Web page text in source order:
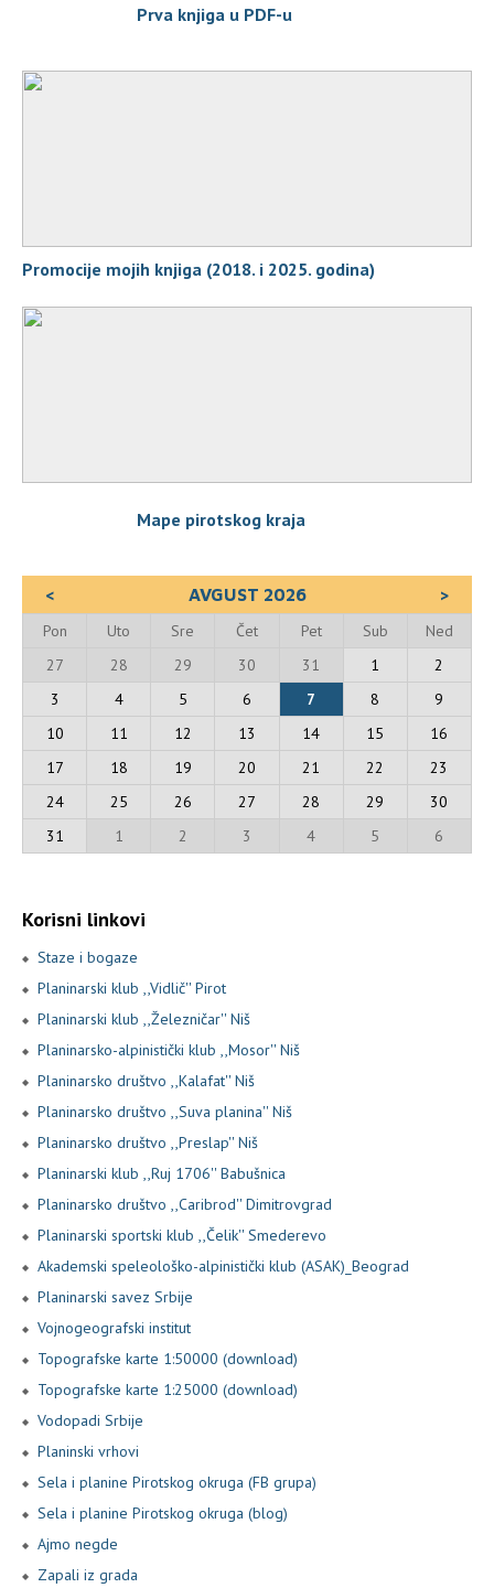
Prva knjiga u PDF-u
Promocije mojih knjiga (2018. i 2025. godina)
Mape pirotskog kraja
< AVGUST 2026
>
Pon
Uto Sre Čet Pet Sub
Ned
27
28 29 30 31 1
2
3
4 5 6 7 8
9
10
11 12 13 14 15
16
17
18 19 20 21 22
23
24
25 26 27 28 29
30
31
1 2 3 4 5 6
Korisni linkovi
Staze i bogaze
Planinarski klub ,,Vidlič'' Pirot
Planinarski klub ,,Železničar'' Niš
Planinarsko-alpinistički klub ,,Mosor'' Niš
Planinarsko društvo ,,Kalafat'' Niš
Planinarsko društvo ,,Suva planina'' Niš
Planinarsko društvo ,,Preslap'' Niš
Planinarski klub ,,Ruj 1706'' Babušnica
Planinarsko društvo ,,Caribrod'' Dimitrovgrad
Planinarski sportski klub ,,Čelik'' Smederevo
Akademski speleološko-alpinistički klub (ASAK)_Beograd
Planinarski savez Srbije
Vojnogeografski institut
Topografske karte 1:50000 (download)
Topografske karte 1:25000 (download)
Vodopadi Srbije
Planinski vrhovi
Sela i planine Pirotskog okruga (FB grupa)
Sela i planine Pirotskog okruga (blog)
Ajmo negde
Zapali iz grada